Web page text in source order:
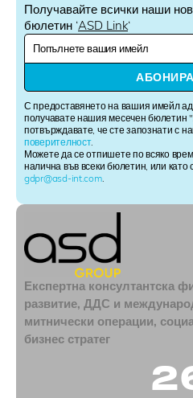
Получавайте всички наши
бюлетин ‘ASD Link‘
N
s
l
e
t
t
e
r
i
n
u
С предоставянето на вашия имейл
получавате нашия месечен бюлетин
потвърждавате, че сте запознати с
поверителност.
Можете да се отпишете по всяко
налична във всеки бюлетин, или като
gdpr@asd-int.com.
Експертна консултантска
развитие, ДДС и
митнически операции,
бизнес стратег